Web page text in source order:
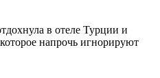
в отеле Турции и
напрочь игнорируют